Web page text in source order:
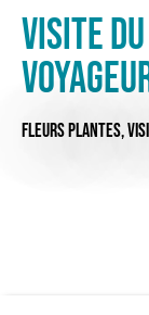
Visite
FLEURS PLANTES,